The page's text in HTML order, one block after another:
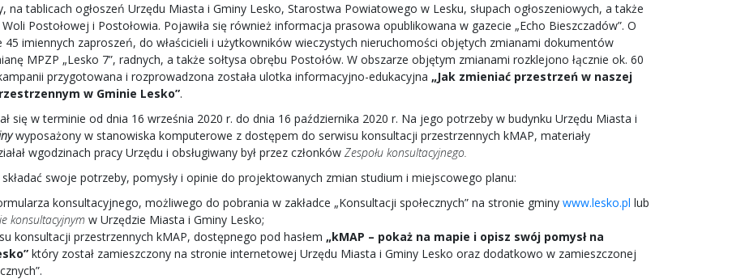
na tablicach ogłoszeń Urzędu Miasta i Gminy Lesko, Starostwa Powiatowego w Lesku, słupach ogłoszeniowych, a także
Postołowej i Postołowia. Pojawiła się również informacja prasowa opublikowana w gazecie „Echo Bieszczadów”. O
45 imiennych zaproszeń, do właścicieli i użytkowników wieczystych nieruchomości objętych zmianami dokumentów
MPZP „Lesko 7”, radnych, a także sołtysa obrębu Postołów. W obszarze objętym zmianami rozklejono łącznie ok. 60
przygotowana i rozprowadzona została ulotka informacyjno-edukacyjna „Jak zmieniać przestrzeń w naszej
w Gminie Lesko”.
się w terminie od dnia 16 września 2020 r. do dnia 16 października 2020 r. Na jego potrzeby w budynku Urzędu Miasta i
wyposażony w stanowiska komputerowe z dostępem do serwisu konsultacji przestrzennych kMAP, materiały
wgodzinach pracy Urzędu i obsługiwany był przez członków Zespołu konsultacyjnego.
swoje potrzeby, pomysły i opinie do projektowanych zmian studium i miejscowego planu:
konsultacyjnego, możliwego do pobrania w zakładce „Konsultacji społecznych” na stronie gminy www.lesko.pl lub
konsultacyjnym w Urzędzie Miasta i Gminy Lesko;
konsultacji przestrzennych kMAP, dostępnego pod hasłem „kMAP – pokaż na mapie i opisz swój pomysł na
który został zamieszczony na stronie internetowej Urzędu Miasta i Gminy Lesko oraz dodatkowo w zamieszczonej